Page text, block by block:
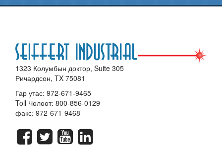
1323 Колумбын доктор, Suite 305
Ричардсон, TX 75081
Гар утас: 972-671-9465
Toll Чөлөөт: 800-856-0129
факс: 972-671-9468